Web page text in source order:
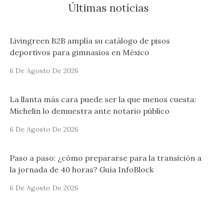
Últimas notícias
Livingreen B2B amplía su catálogo de pisos
deportivos para gimnasios en México
6 De Agosto De 2026
La llanta más cara puede ser la que menos cuesta:
Michelin lo demuestra ante notario público
6 De Agosto De 2026
Paso a paso: ¿cómo prepararse para la transición a
la jornada de 40 horas? Guía InfoBlock
6 De Agosto De 2026